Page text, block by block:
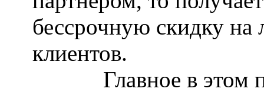
бессрочную скидку на
клиентов.
Главное в этом